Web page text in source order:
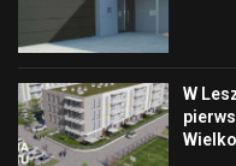
W